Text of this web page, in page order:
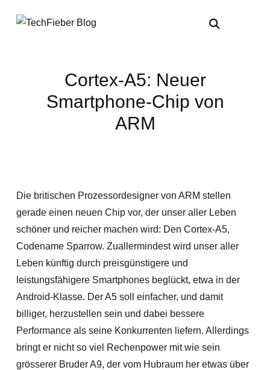
Cortex-A5: Neuer
Smartphone-Chip von
ARM
Die britischen Prozessordesigner von ARM stellen
gerade einen neuen Chip vor, der unser aller Leben
schöner und reicher machen wird: Den Cortex-A5,
Codename Sparrow. Zuallermindest wird unser aller
Leben künftig durch preisgünstigere und
leistungsfähigere Smartphones beglückt, etwa in der
Android-Klasse. Der A5 soll einfacher, und damit
billiger, herzustellen sein und dabei bessere
Performance als seine Konkurrenten liefern. Allerdings
bringt er nicht so viel Rechenpower mit wie sein
grösserer Bruder A9, der vom Hubraum her etwas über